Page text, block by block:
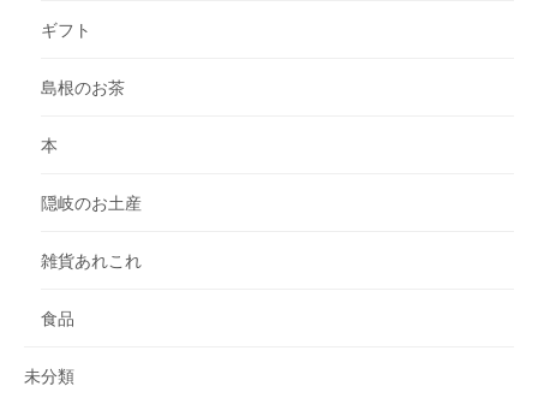
ギフト
島根のお茶
本
隠岐のお土産
雑貨あれこれ
食品
未分類